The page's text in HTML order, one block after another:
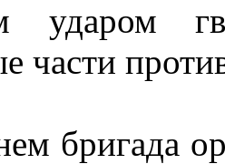
ударом
части
бригада